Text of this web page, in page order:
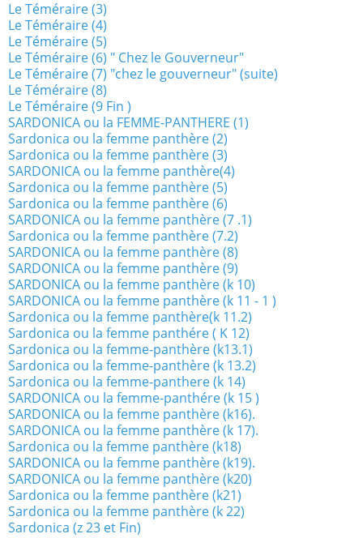
Le Téméraire (3)
Le Téméraire (4)
Le Téméraire (5)
Le Téméraire (6) " Chez le Gouverneur"
Le Téméraire (7) "chez le gouverneur" (suite)
Le Téméraire (8)
Le Téméraire (9 Fin )
SARDONICA ou la FEMME-PANTHERE (1)
Sardonica ou la femme panthère (2)
Sardonica ou la femme panthère (3)
SARDONICA ou la femme panthère(4)
Sardonica ou la femme panthère (5)
Sardonica ou la femme panthère (6)
SARDONICA ou la femme panthère (7 .1)
Sardonica ou la femme panthère (7.2)
SARDONICA ou la femme panthère (8)
SARDONICA ou la femme panthère (9)
SARDONICA ou la femme panthère (k 10)
SARDONICA ou la femme panthère (k 11 - 1 )
Sardonica ou la femme panthère(k 11.2)
Sardonica ou la femme panthére ( K 12)
Sardonica ou la femme-panthère (k13.1)
Sardonica ou la femme-panthère (k 13.2)
Sardonica ou la femme-panthere (k 14)
SARDONICA ou la femme-panthére (k 15 )
SARDONICA ou la femme panthère (k16).
SARDONICA ou la femme panthère (k 17).
Sardonica ou la femme panthère (k18)
SARDONICA ou la femme panthère (k19).
SARDONICA ou la femme panthère (k20)
Sardonica ou la femme panthère (k21)
Sardonica ou la femme panthère (k 22)
Sardonica (z 23 et Fin)